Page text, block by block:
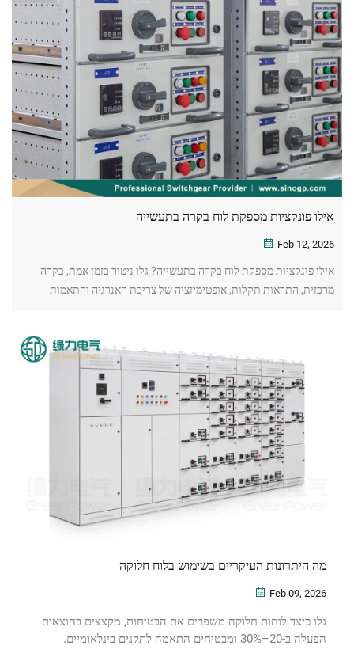
לְהִתְחַבֵּר אֵלֵינוּ
אילו פונקציות מספקת לוח בקרה בתעשייה
Feb 12, 2026
אילו פונקציות מספקת לוח בקרה בתעשייה? גלו ניטור בזמן אמת, בקרה
מרכזית, התראות תקלות, אופטימיזציה של צריכת האנרגיה והתאמות
מה היתרונות העיקריים בשימוש בלוח חלוקה
Feb 09, 2026
גלו כיצד לוחות חלוקה משפרים את הבטיחות, מקצצים בהוצאות
הפעלה ב-20–30% ומבטיחים התאמה לתקנים בינלאומיים.